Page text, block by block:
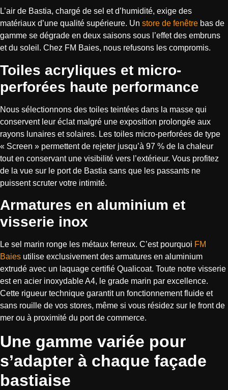
L’air de Bastia, chargé de sel et d’humidité, exige des
matériaux d’une qualité supérieure. Un store de fenêtre bas de
gamme se dégrade en deux saisons sous l’effet des embruns
et du soleil. Chez FM Baies, nous refusons les compromis.
Toiles acryliques et micro-
perforées haute performance
Nous sélectionnons des toiles teintées dans la masse qui
conservent leur éclat malgré une exposition prolongée aux
rayons lunaires et solaires. Les toiles micro-perforées de type
« Screen » permettent de rejeter jusqu’à 97 % de la chaleur
tout en conservant une visibilité vers l’extérieur. Vous profitez
de la vue sur le port de Bastia sans que les passants ne
puissent scruter votre intimité.
Armatures en aluminium et
visserie inox
Le sel marin ronge les métaux ferreux. C’est pourquoi FM
Baies utilise exclusivement des armatures en aluminium
extrudé avec un laquage certifié Qualicoat. Toute notre visserie
est en acier inoxydable A4, le grade marin par excellence.
Cette rigueur technique garantit un fonctionnement fluide et
sans rouille de vos stores, même si vous résidez sur le front de
mer ou à proximité du port de commerce.
Une gamme variée pour
s’adapter à chaque façade
bastiaise